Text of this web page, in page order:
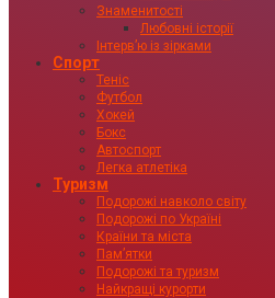
Знаменитості
Любовні історії
Інтервʼю із зірками
Спорт
Теніс
Футбол
Хокей
Бокс
Автоспорт
Легка атлетіка
Туризм
Подорожі навколо світу
Подорожі по Україні
Країни та міста
Пам’ятки
Подорожі та туризм
Найкращі курорти